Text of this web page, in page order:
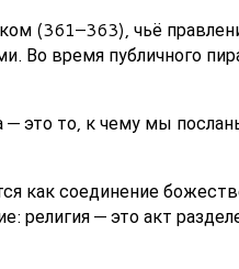
(361–363), чьё
Во время публичного
— это то, к чему мы
как соединение
— это акт